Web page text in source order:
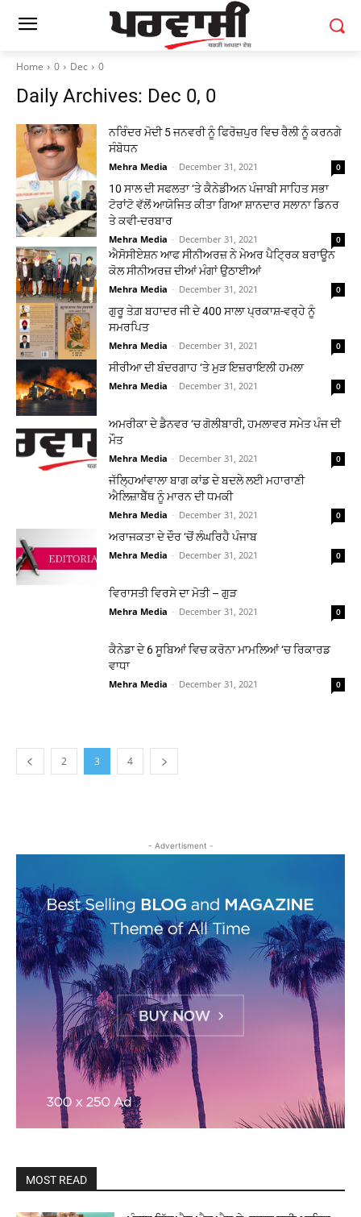
Home 0 Dec 0
Daily Archives: Dec 0, 0
ਨਰਿੰਦਰ ਮੋਦੀ 5 ਜਨਵਰੀ ਨੂੰ ਫਿਰੋਜ਼ਪੁਰ ਵਿਚ ਰੈਲੀ ਨੂੰ ਕਰਨਗੇ
ਸੰਬੋਧਨ
Mehra Media - December 31, 2021 0
10 ਸਾਲ ਦੀ ਸਫਲਤਾ ‘ਤੇ ਕੈਨੇਡੀਅਨ ਪੰਜਾਬੀ ਸਾਹਿਤ ਸਭਾ
ਟੋਰਾਂਟੋ ਵੱਲੋਂ ਆਯੋਜਿਤ ਕੀਤਾ ਗਿਆ ਸ਼ਾਨਦਾਰ ਸਲਾਨਾ ਡਿਨਰ
ਤੇ ਕਵੀ-ਦਰਬਾਰ
Mehra Media - December 31, 2021 0
ਐਸੋਸੀਏਸ਼ਨ ਆਫ ਸੀਨੀਅਰਜ਼ ਨੇ ਮੇਅਰ ਪੈਟ੍ਰਿਕ ਬਰਾਊਨ
ਕੋਲ ਸੀਨੀਅਰਜ਼ ਦੀਆਂ ਮੰਗਾਂ ਉਠਾਈਆਂ
Mehra Media - December 31, 2021 0
ਗੁਰੂ ਤੇਗ਼ ਬਹਾਦਰ ਜੀ ਦੇ 400 ਸਾਲਾ ਪ੍ਰਕਾਸ਼-ਵਰ੍ਹੇ ਨੂੰ
ਸਮਰਪਿਤ
Mehra Media - December 31, 2021 0
ਸੀਰੀਆ ਦੀ ਬੰਦਰਗਾਹ ‘ਤੇ ਮੁੜ ਇਜ਼ਰਾਇਲੀ ਹਮਲਾ
Mehra Media - December 31, 2021 0
ਅਮਰੀਕਾ ਦੇ ਡੈਨਵਰ ‘ਚ ਗੋਲੀਬਾਰੀ, ਹਮਲਾਵਰ ਸਮੇਤ ਪੰਜ ਦੀ
ਮੌਤ
Mehra Media - December 31, 2021 0
ਜੱਲ੍ਹਿਆਂਵਾਲਾ ਬਾਗ ਕਾਂਡ ਦੇ ਬਦਲੇ ਲਈ ਮਹਾਰਾਣੀ
ਐਲਿਜ਼ਾਬੈੱਥ ਨੂੰ ਮਾਰਨ ਦੀ ਧਮਕੀ
Mehra Media - December 31, 2021 0
ਅਰਾਜਕਤਾ ਦੇ ਦੌਰ ‘ਚੋਂ ਲੰਘਰਿਹੈ ਪੰਜਾਬ
Mehra Media - December 31, 2021 0
ਵਿਰਾਸਤੀ ਵਿਰਸੇ ਦਾ ਮੋਤੀ – ਗੁੜ
Mehra Media - December 31, 2021 0
ਕੈਨੇਡਾ ਦੇ 6 ਸੂਬਿਆਂ ਵਿਚ ਕਰੋਨਾ ਮਾਮਲਿਆਂ ‘ਚ ਰਿਕਾਰਡ
ਵਾਧਾ
Mehra Media - December 31, 2021 0
2 3 4
- Advertisment -
MOST READ